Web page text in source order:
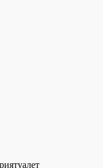
туалет